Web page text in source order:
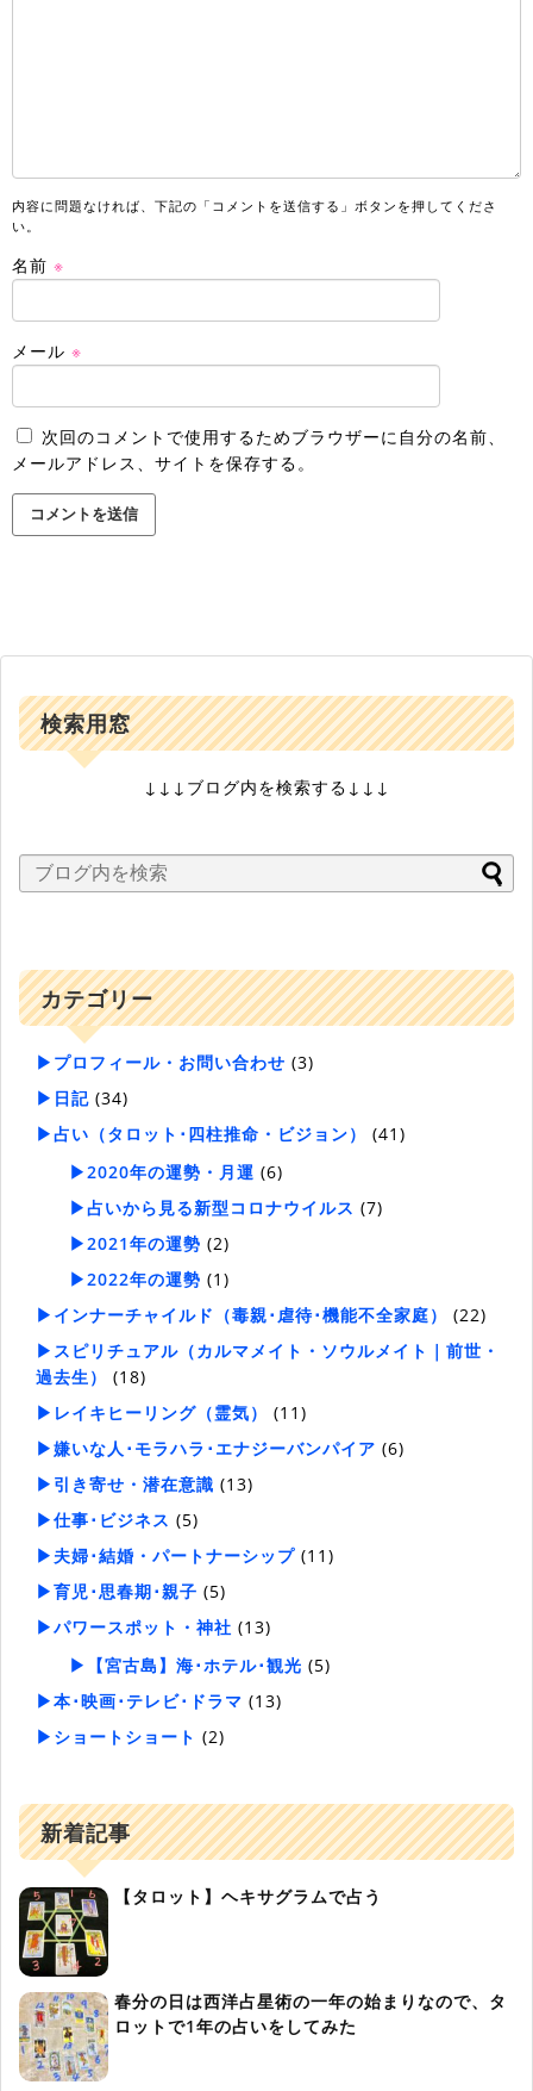
内容に問題なければ、下記の「コメントを送信する」ボタンを押してくださ
い。
名前 ※
メール ※
次回のコメントで使用するためブラウザーに自分の名前、
メールアドレス、サイトを保存する。
検索用窓
↓↓↓ブログ内を検索する↓↓↓
カテゴリー
▶プロフィール・お問い合わせ (3)
▶日記 (34)
▶占い（タロット･四柱推命・ビジョン）
(41)
▶2020年の運勢・月運 (6)
▶占いから見る新型コロナウイルス (7)
▶2021年の運勢 (2)
▶2022年の運勢 (1)
▶インナーチャイルド（毒親･虐待･機能不全家庭）
(22)
▶スピリチュアル（カルマメイト・ソウルメイト｜前世・
過去生）
(18)
▶レイキヒーリング（霊気）
(11)
▶嫌いな人･モラハラ･エナジーバンパイア (6)
▶引き寄せ・潜在意識 (13)
▶仕事･ビジネス (5)
▶夫婦･結婚・パートナーシップ (11)
▶育児･思春期･親子 (5)
▶パワースポット・神社 (13)
▶【宮古島】海･ホテル･観光 (5)
▶本･映画･テレビ･ドラマ (13)
▶ショートショート (2)
新着記事
【タロット】ヘキサグラムで占う
春分の日は西洋占星術の一年の始まりなので、タ
ロットで1年の占いをしてみた